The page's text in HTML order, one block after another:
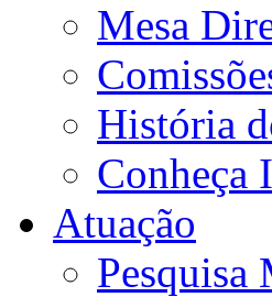
Mesa
História
Conheça
Atuação
Pesquisa